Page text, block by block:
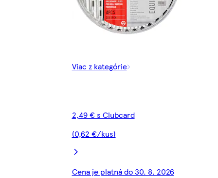
Viac z kategórie
2,49 € s Clubcard
(0,62 €/kus)
Cena je platná do 30. 8. 2026